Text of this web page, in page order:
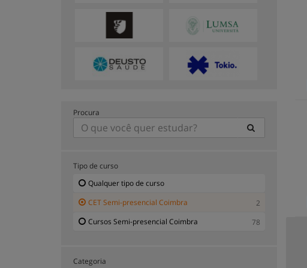
Procura
Tipo de curso
Qualquer tipo de curso
CET Semi-presencial Coimbra
2
Cursos Semi-presencial Coimbra
78
Categoria